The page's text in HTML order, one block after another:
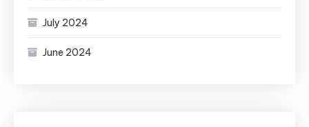
July 2024
June 2024